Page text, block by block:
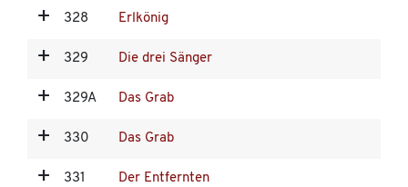
328 Erlkönig
329 Die drei Sänger
329A Das Grab
330 Das Grab
331 Der Entfernten